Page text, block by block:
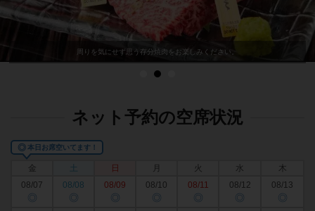
周りを気にせず思う存分焼肉をお楽しみください。
ネット予約の空席状況
◎本日お席空いてます！
金 土 日 火 水
木
08/07
◎
08/08
◎
08/09
◎
08/10
◎
08/11
◎
08/12
◎
08/13
◎